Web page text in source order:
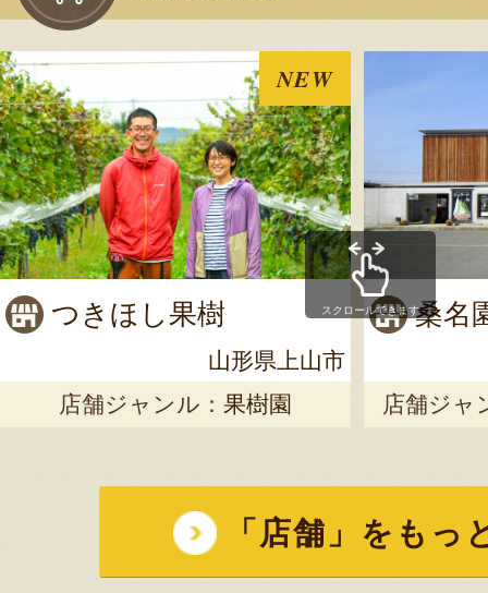
NEW
つきほし果樹
山形県上山市
店舗ジャンル： 果樹園
桑名
店舗ジャ
スクロールできます
「店舗」をもっ